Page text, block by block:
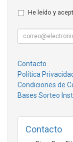
He leído y
Contacto
Política
Condiciones de
Bases Sorteo
Contacto